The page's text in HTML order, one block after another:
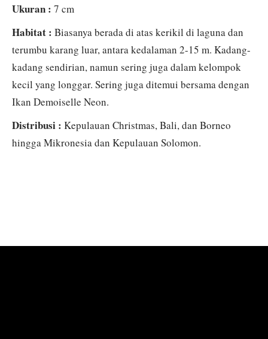
Ukuran : 7 cm
Habitat : Biasanya berada di atas kerikil di laguna dan
terumbu karang luar, antara kedalaman 2-15 m. Kadang-
kadang sendirian, namun sering juga dalam kelompok
kecil yang longgar. Sering juga ditemui bersama dengan
Ikan Demoiselle Neon.
Distribusi : Kepulauan Christmas, Bali, dan Borneo
hingga Mikronesia dan Kepulauan Solomon.